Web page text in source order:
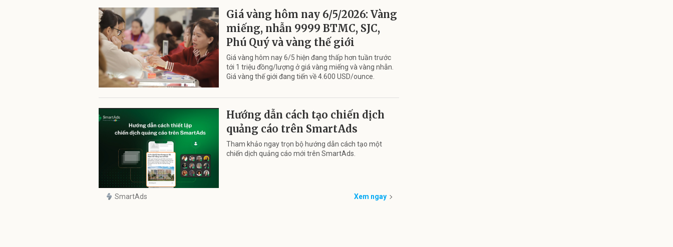
Giá vàng hôm nay 6/5/2026: Vàng
miếng, nhẫn 9999 BTMC, SJC,
Phú Quý và vàng thế giới
Giá vàng hôm nay 6/5 hiện đang thấp hơn tuần trước
tới 1 triệu đồng/lượng ở giá vàng miếng và vàng nhẫn.
Giá vàng thế giới đang tiến về 4.600 USD/ounce.
Hướng dẫn cách tạo chiến dịch
quảng cáo trên SmartAds
Tham khảo ngay trọn bộ hướng dẫn cách tạo một
chiến dịch quảng cáo mới trên SmartAds.
SmartAds Xem ngay